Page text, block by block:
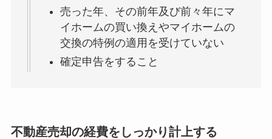
売った年、その前年及び前々年にマ
イホームの買い換えやマイホームの
交換の特例の適用を受けていない
確定申告をすること
不動産売却の経費をしっかり計上する